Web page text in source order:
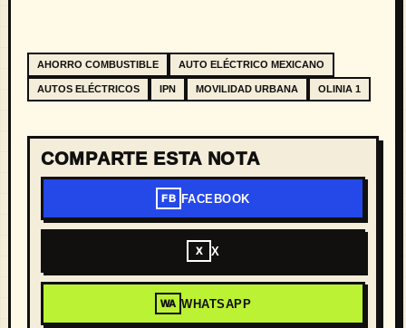
AHORRO COMBUSTIBLE AUTO ELÉCTRICO MEXICANO
AUTOS ELÉCTRICOS IPN MOVILIDAD URBANA OLINIA 1
COMPARTE ESTA NOTA
FB FACEBOOK
X X
WA WHATSAPP